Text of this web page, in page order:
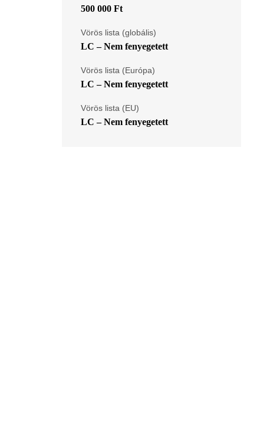
500 000 Ft
Vörös lista (globális)
LC – Nem fenyegetett
Vörös lista (Európa)
LC – Nem fenyegetett
Vörös lista (EU)
LC – Nem fenyegetett